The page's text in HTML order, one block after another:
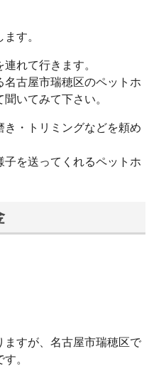
す。
れて行きます。
古屋市瑞穂区のペットホ
いてみて下さい。
・トリミングなどを頼め
子を送ってくれるペットホ
すが、名古屋市瑞穂区で
。